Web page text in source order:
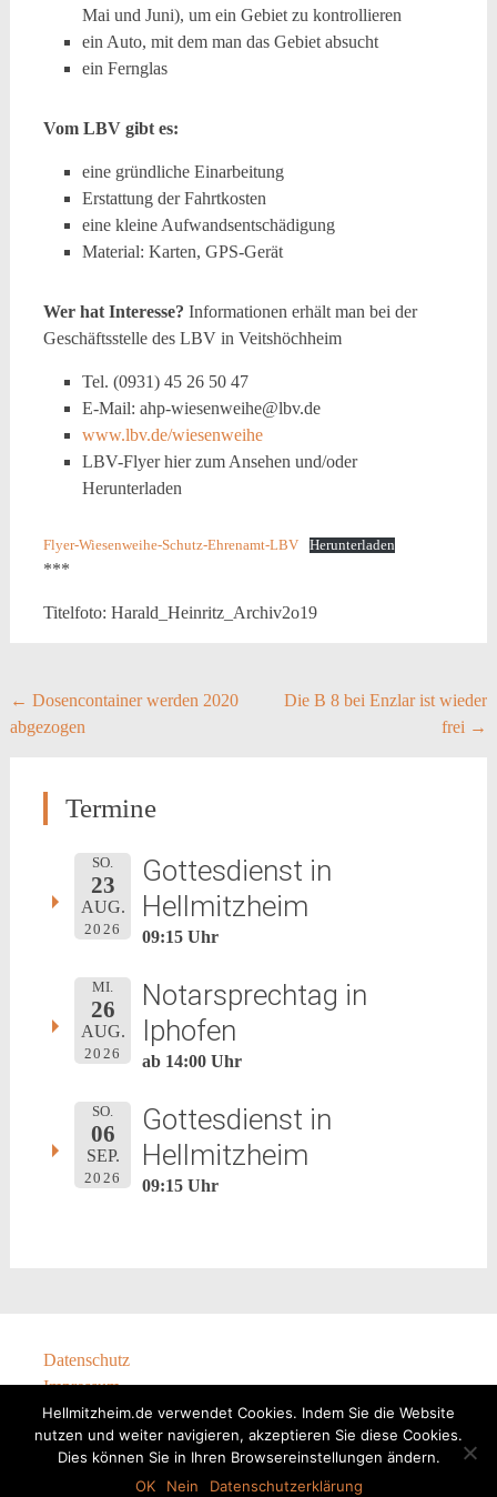
Mai und Juni), um ein Gebiet zu kontrollieren
ein Auto, mit dem man das Gebiet absucht
ein Fernglas
Vom LBV gibt es:
eine gründliche Einarbeitung
Erstattung der Fahrtkosten
eine kleine Aufwandsentschädigung
Material: Karten, GPS-Gerät
Wer hat Interesse? Informationen erhält man bei der
Geschäftsstelle des LBV in Veitshöchheim
Tel. (0931) 45 26 50 47
E-Mail: ahp-wiesenweihe@lbv.de
www.lbv.de/wiesenweihe
LBV-Flyer hier zum Ansehen und/oder
Herunterladen
Flyer-Wiesenweihe-Schutz-Ehrenamt-LBV Herunterladen
***
Titelfoto: Harald_Heinritz_Archiv2o19
Post
navigation
← Dosencontainer werden 2020
abgezogen
Die B 8 bei Enzlar ist wieder
frei →
Termine
SO.
23
AUG.
2026
Gottesdienst in
Hellmitzheim
09:15 Uhr
MI.
26
AUG.
2026
Notarsprechtag in
Iphofen
ab 14:00 Uhr
SO.
06
SEP.
2026
Gottesdienst in
Hellmitzheim
09:15 Uhr
Datenschutz
Impressum
@Hellmitzheim 2024
Hellmitzheim.de verwendet Cookies. Indem Sie die Website
nutzen und weiter navigieren, akzeptieren Sie diese Cookies.
Dies können Sie in Ihren Browsereinstellungen ändern.
OK
Nein Datenschutzerklärung